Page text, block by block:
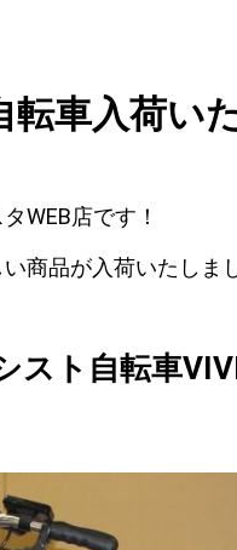
車入荷い
WEB店です！
商品が入荷いたしま
スト自転車